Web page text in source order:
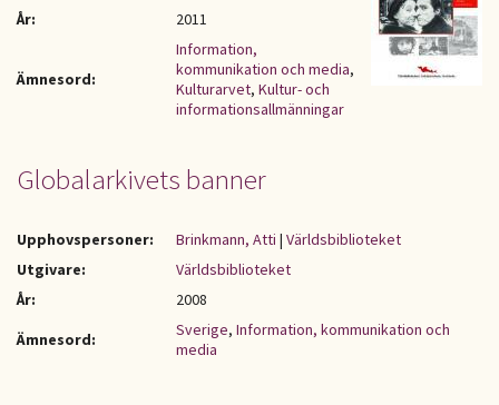
År:
2011
Ämnesord:
Information,
kommunikation och media,
Kulturarvet, Kultur- och
informationsallmänningar
Globalarkivets banner
Upphovspersoner: Brinkmann, Atti | Världsbiblioteket
Utgivare:
Världsbiblioteket
År:
2008
Ämnesord:
Sverige, Information, kommunikation och
media